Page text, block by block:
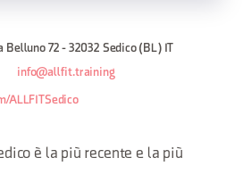
Belluno 72 - 32032 Sedico (BL) IT
info@allfit.training
ALLFITSedico
è la più recente e la più